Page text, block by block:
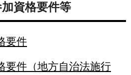
資格要件等
要件
件（地方自治法施行